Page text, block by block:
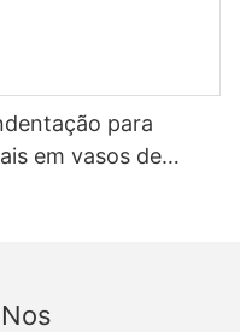
para
em vasos de